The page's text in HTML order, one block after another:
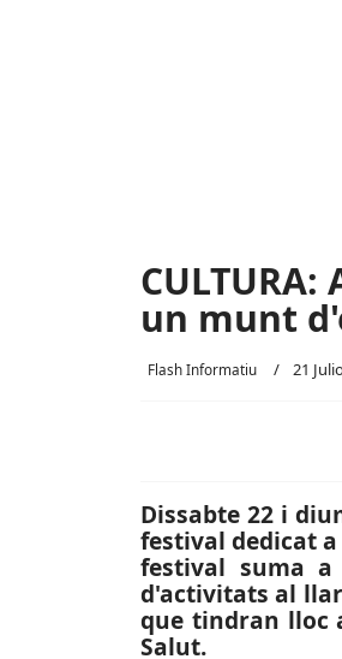
un munt
Flash Informatiu 21
Dissabte 22 i
festival dedicat a
festival suma
d'activitats al
que tindran lloc
Salut.